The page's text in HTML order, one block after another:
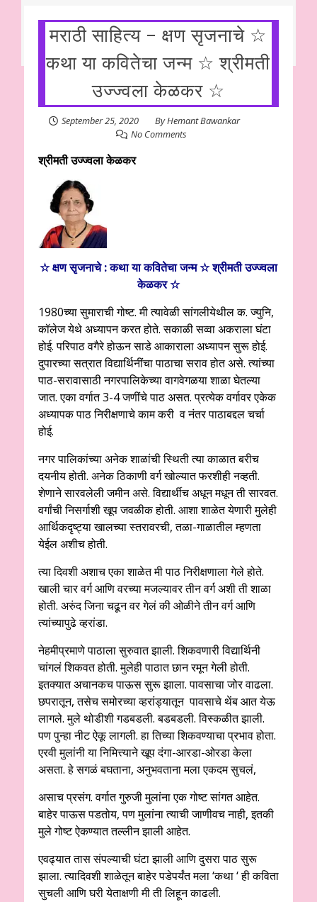
मराठी साहित्य – क्षण सृजनाचे ☆
कथा या कवितेचा जन्म ☆ श्रीमती
उज्ज्वला केळकर ☆
September 25, 2020 ByHemant Bawankar
No Comments
श्रीमती उज्ज्वला केळकर
☆ क्षण सृजनाचे : कथा या कवितेचा जन्म ☆श्रीमती उज्ज्वला
केळकर☆
1980च्या सुमाराची गोष्ट. मी त्यावेळी सांगलीयेथील क. ज्युनि,
कॉलेज येथे अध्यापन करत होते. सकाळी सव्वा अकराला घंटा
होई. परिपाठ वगैरे होऊन साडे आकाराला अध्यापन सुरू होई.
दुपारच्या सत्रात विद्यार्थिनींचा पाठाचा सराव होत असे. त्यांच्या
पाठ-सरावासाठी नगरपालिकेच्या वागवेगळया शाळा घेतल्या
जात. एका वर्गात 3-4 जणींचे पाठ असत. प्रत्येक वर्गावर एकेक
अध्यापक पाठ निरीक्षणाचे काम करी व नंतर पाठाबद्दल चर्चा
होई.
नगर पालिकांच्या अनेक शाळांची स्थिती त्या काळात बरीच
दयनीय होती. अनेक ठिकाणी वर्ग खोल्यात फरशीही नव्हती.
शेणाने सारवलेली जमीन असे. विद्यार्थीच अधून मधून ती सारवत.
वर्गांची निसर्गाशी खूप जवळीक होती. आशा शाळेत येणारी मुलेही
आर्थिकदृष्ट्या खालच्या स्तरावरची, तळा-गाळातील म्हणता
येईल अशीच होती.
त्या दिवशी अशाच एका शाळेत मी पाठ निरीक्षणाला गेले होते.
खाली चार वर्ग आणि वरच्या मजल्यावर तीन वर्ग अशी ती शाळा
होती. अरुंद जिना चढून वर गेलं की ओळीने तीन वर्ग आणि
त्यांच्यापुढे व्हरांडा.
नेहमीप्रमाणे पाठाला सुरुवात झाली. शिकवणारी विद्यार्थिनी
चांगलं शिकवत होती. मुलेही पाठात छान रमून गेली होती.
इतक्यात अचानकच पाऊस सुरू झाला. पावसाचा जोर वाढला.
छपरातून, तसेच समोरच्या व्हरांड्यातून पावसाचे थेंब आत येऊ
लागले. मुले थोडीशी गडबडली. बडबडली. विस्कळीत झाली.
पण पुन्हा नीट ऐकू लागली. हा तिच्या शिकवण्याचा प्रभाव होता.
एरवी मुलांनी या निमित्त्याने खूप दंगा-आरडा-ओरडा केला
असता. हे सगळं बघताना, अनुभवताना मला एकदम सुचलं,
असाच प्रसंग. वर्गात गुरुजी मुलांना एक गोष्ट सांगत आहेत.
बाहेर पाऊस पडतोय, पण मुलांना त्याची जाणीवच नाही, इतकी
मुले गोष्ट ऐकण्यात तल्लीन झाली आहेत.
एवढ्यात तास संपल्याची घंटा झाली आणि दुसरा पाठ सुरू
झाला. त्यादिवशी शाळेतून बाहेर पडेपर्यंत मला ‘कथा ‘ ही कविता
सुचली आणि घरी येताक्षणी मी ती लिहून काढली.